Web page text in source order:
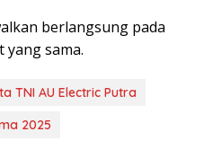
berlangsung pada
yang sama.
TNI AU Electric Putra
2025